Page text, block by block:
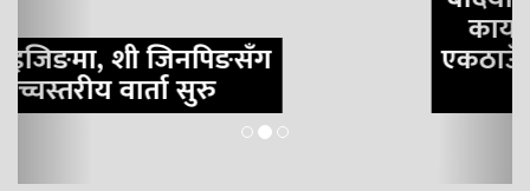
कार्यालयको सूचना विरुद्ध
एकठाउँमा: ‘पहिचान नगरी बस्ती